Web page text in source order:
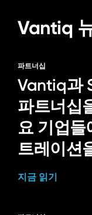
Vantiq
파트너십
Vantiq과
파트너십
요 기업들
트레이션
지금 읽기